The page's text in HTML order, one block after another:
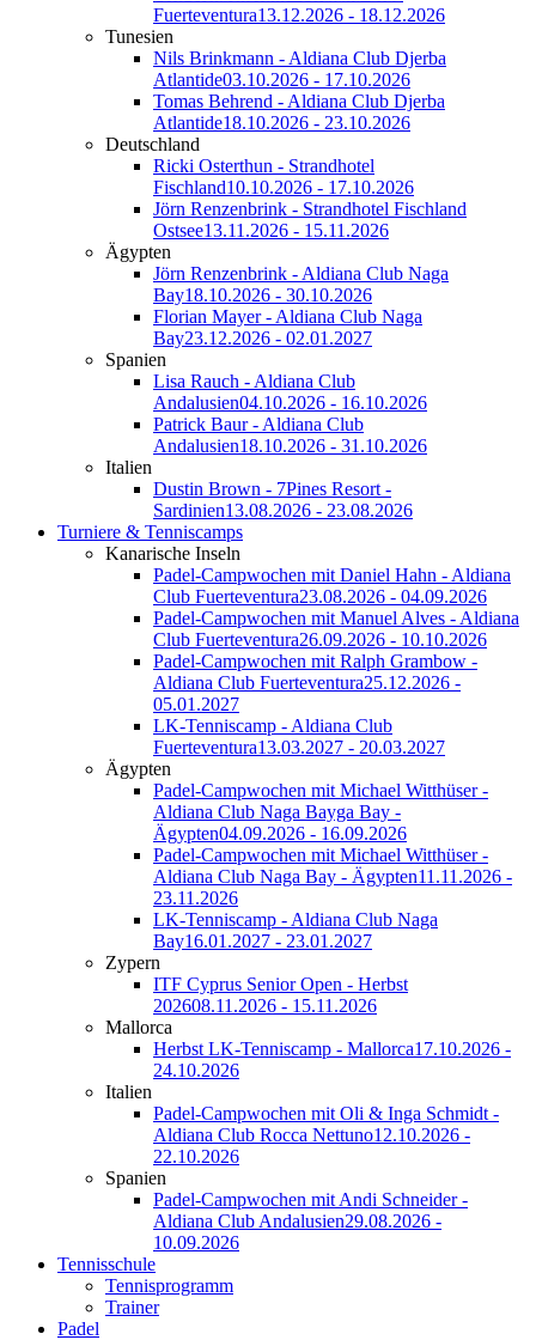
Fuerteventura13.12.2026 - 18.12.2026
Tunesien
Nils Brinkmann - Aldiana Club Djerba
Atlantide03.10.2026 - 17.10.2026
Tomas Behrend - Aldiana Club Djerba
Atlantide18.10.2026 - 23.10.2026
Deutschland
Ricki Osterthun - Strandhotel
Fischland10.10.2026 - 17.10.2026
Jörn Renzenbrink - Strandhotel Fischland
Ostsee13.11.2026 - 15.11.2026
Ägypten
Jörn Renzenbrink - Aldiana Club Naga
Bay18.10.2026 - 30.10.2026
Florian Mayer - Aldiana Club Naga
Bay23.12.2026 - 02.01.2027
Spanien
Lisa Rauch - Aldiana Club
Andalusien04.10.2026 - 16.10.2026
Patrick Baur - Aldiana Club
Andalusien18.10.2026 - 31.10.2026
Italien
Dustin Brown - 7Pines Resort -
Sardinien13.08.2026 - 23.08.2026
Turniere & Tenniscamps
Kanarische Inseln
Padel-Campwochen mit Daniel Hahn - Aldiana
Club Fuerteventura23.08.2026 - 04.09.2026
Padel-Campwochen mit Manuel Alves - Aldiana
Club Fuerteventura26.09.2026 - 10.10.2026
Padel-Campwochen mit Ralph Grambow -
Aldiana Club Fuerteventura25.12.2026 -
05.01.2027
LK-Tenniscamp - Aldiana Club
Fuerteventura13.03.2027 - 20.03.2027
Ägypten
Padel-Campwochen mit Michael Witthüser -
Aldiana Club Naga Bayga Bay -
Ägypten04.09.2026 - 16.09.2026
Padel-Campwochen mit Michael Witthüser -
Aldiana Club Naga Bay - Ägypten11.11.2026 -
23.11.2026
LK-Tenniscamp - Aldiana Club Naga
Bay16.01.2027 - 23.01.2027
Zypern
ITF Cyprus Senior Open - Herbst
202608.11.2026 - 15.11.2026
Mallorca
Herbst LK-Tenniscamp - Mallorca17.10.2026 -
24.10.2026
Italien
Padel-Campwochen mit Oli & Inga Schmidt -
Aldiana Club Rocca Nettuno12.10.2026 -
22.10.2026
Spanien
Padel-Campwochen mit Andi Schneider -
Aldiana Club Andalusien29.08.2026 -
10.09.2026
Tennisschule
Tennisprogramm
Trainer
Padel